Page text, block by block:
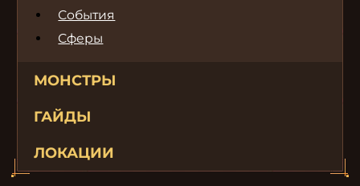
События
Сферы
МОНСТРЫ
ГАЙДЫ
ЛОКАЦИИ